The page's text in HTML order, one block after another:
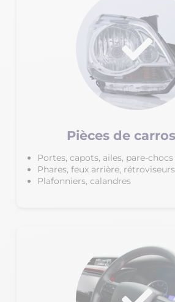
Pièces de
Portes, capots, ailes, pare-chocs
Phares, feux arrière, rétroviseurs
Plafonniers, calandres